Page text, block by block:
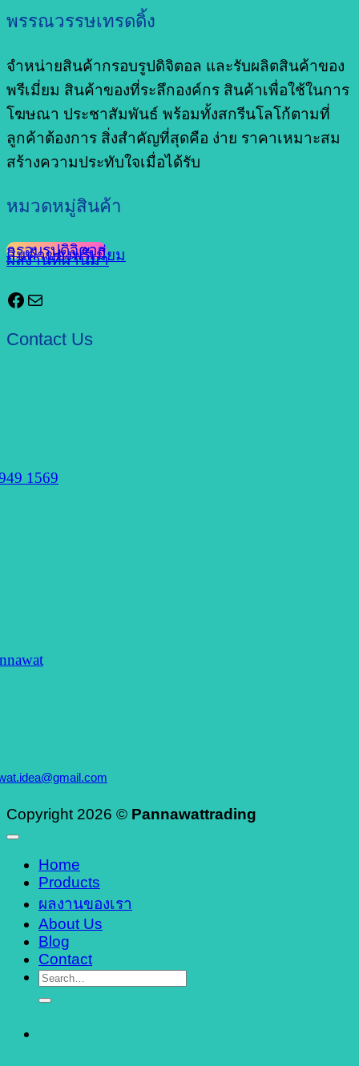
พรรณวรรษเทรดดิ้ง
จำหน่ายสินค้ากรอบรูปดิจิตอล และรับผลิตสินค้าของ
พรีเมี่ยม สินค้าของที่ระลึกองค์กร สินค้าเพื่อใช้ในการ
โฆษณา ประชาสัมพันธ์ พร้อมทั้งสกรีนโลโก้ตามที่
ลูกค้าต้องการ สิ่งสำคัญที่สุดคือ ง่าย ราคาเหมาะสม
สร้างความประทับใจเมื่อได้รับ
หมวดหมู่สินค้า
กรอบรูปดิจิตอล
สินค้าของพรีเมี่ยม
ผลงานที่ผ่านมา
Facebook
Mail
Contact Us
1569
Copyright 2026 © Pannawattrading
Home
Products
ผลงานของเรา
About Us
Blog
Contact
Search
for: